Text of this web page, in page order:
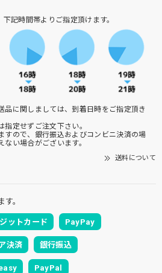
記時間帯よりご指定頂けます。
に関しましては、到着日時をご指定頂き
定せずご注文下さい。
ので、銀行振込およびコンビニ決済の場
い場合がございます。
送料について
。
ットカード PayPay
決済 銀行振込
PayPal